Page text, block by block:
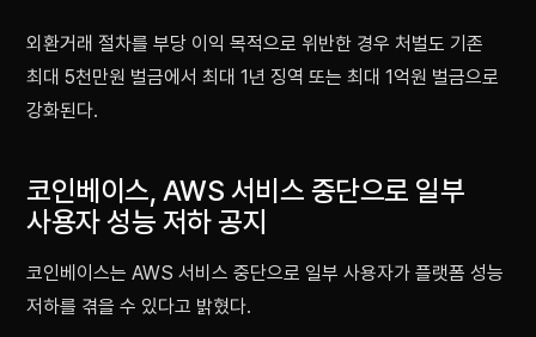
외환거래 절차를 부당 이익 목적으로 위반한 경우 처벌도 기존
최대 5천만원 벌금에서 최대 1년 징역 또는 최대 1억원 벌금으로
강화된다.
코인베이스, AWS 서비스 중단으로 일부
사용자 성능 저하 공지
코인베이스는 AWS 서비스 중단으로 일부 사용자가 플랫폼 성능
저하를 겪을 수 있다고 밝혔다.